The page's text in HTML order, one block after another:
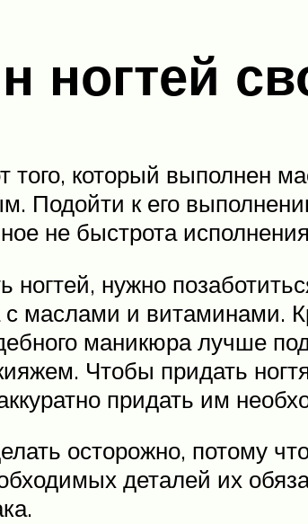
ногтей
того, который выполнен
Подойти к его
не быстрота
нужно
маслами и витаминами.
маникюра лучше
Чтобы придать
придать им
осторожно, потому
деталей их